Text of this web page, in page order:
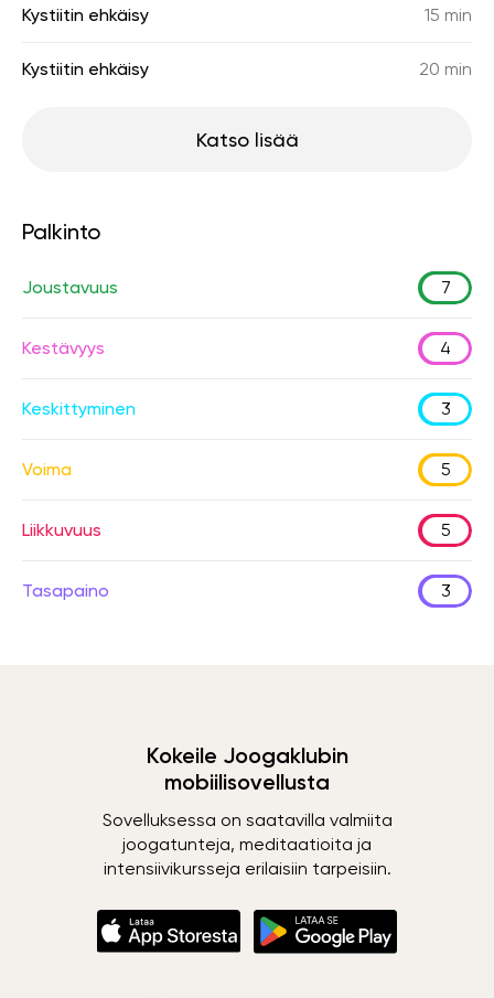
Kystiitin ehkäisy 15 min
Kystiitin ehkäisy 20 min
Katso lisää
Palkinto
Joustavuus 7
Kestävyys 4
Keskittyminen 3
Voima 5
Liikkuvuus 5
Tasapaino 3
Kokeile Joogaklubin
mobiilisovellusta
Sovelluksessa on saatavilla valmiita
joogatunteja, meditaatioita ja
intensiivikursseja erilaisiin tarpeisiin.